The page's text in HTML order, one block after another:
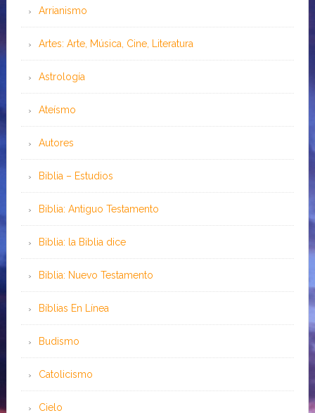
Arrianismo
Artes: Arte, Música, Cine, Literatura
Astrología
Ateísmo
Autores
Biblia – Estudios
Biblia: Antiguo Testamento
Biblia: la Biblia dice
Biblia: Nuevo Testamento
Bíblias En Línea
Budismo
Catolicismo
Cielo